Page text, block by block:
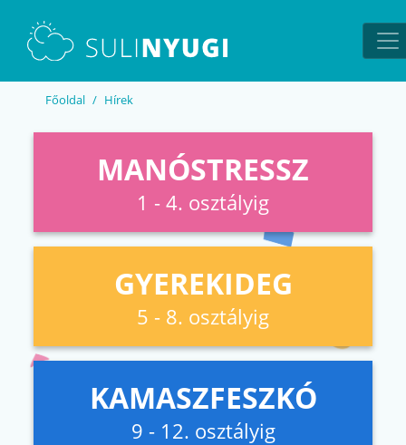
Főoldal Hírek
MANÓSTRESSZ
1 - 4. osztályig
GYEREKIDEG
5 - 8. osztályig
KAMASZFESZKÓ
9 - 12. osztályig